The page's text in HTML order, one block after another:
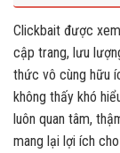
Clickbait được
cập trang, lưu
thức vô cùng hữu
không thấy khó
luôn quan tâm,
mang lại lợi ích